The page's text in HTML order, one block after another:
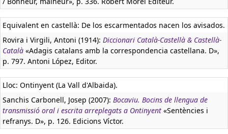
Equivalent en castellà: De los escarmentados nacen los avisados.
Rovira i Virgili, Antoni (1914): Diccionari Català-Castellà & Castellà-
Català «Adagis catalans amb la correspondencia castellana. D»,
p. 797. Antoni López, Editor.
Lloc: Ontinyent (La Vall d'Albaida).
Sanchis Carbonell, Josep (2007): Bocaviu. Bocins de llengua de
transmissió oral i escrita arreplegats a Ontinyent «Sentències i
refranys. D», p. 126. Edicions Víctor.